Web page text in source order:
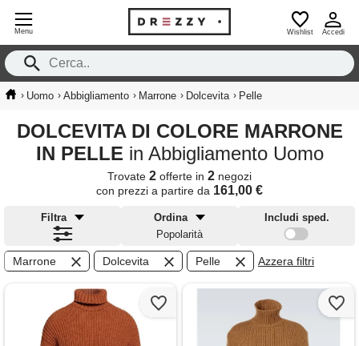
Menu Wishlist Accedi
› Uomo › Abbigliamento › Marrone › Dolcevita › Pelle
DOLCEVITA DI COLORE MARRONE
IN PELLE in Abbigliamento Uomo
Trovate 2 offerte in 2 negozi
con prezzi a partire da 161,00 €
Filtra
Ordina
Popolarità
Includi sped.
Marrone Dolcevita Pelle Azzera filtri